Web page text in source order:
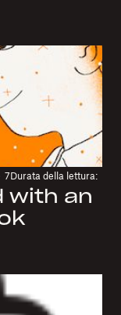
7 Durata della lettura:
with an